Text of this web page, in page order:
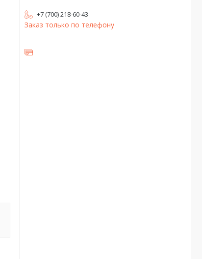
+7 (700) 218-60-43
Заказ только по телефону